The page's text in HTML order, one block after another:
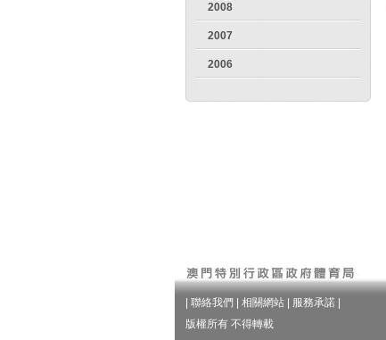
2008
2007
2006
聯絡我們 相關網站 服務承諾
版權所有 不得轉載